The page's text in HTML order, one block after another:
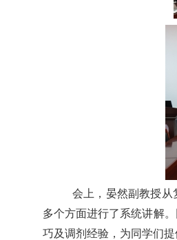
会上， 晏然副教授 从
多个方面进行了系统讲解
巧及调剂经验，为同学们